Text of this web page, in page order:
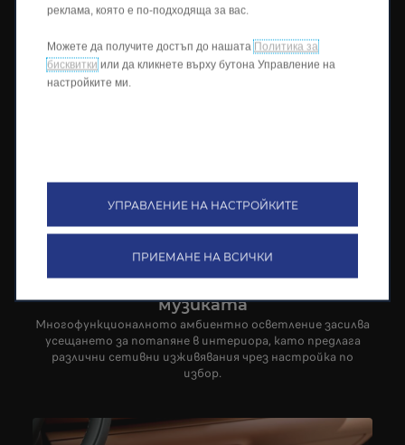
интериор, в който всяко пътуване се превръща в
Амбиентно осветление с ритъма на
музиката
Многофункционалното амбиентно осветление засилва
усещането за потапяне в интериора, като предлага
различни сетивни изживявания чрез настройка по
избор.
реклама, която е по-подходяща за вас.
Можете да получите достъп до нашата Политика за
бисквитки или да кликнете върху бутона Управление на
настройките ми.
УПРАВЛЕНИЕ НА НАСТРОЙКИТЕ
ПРИЕМАНЕ НА ВСИЧКИ